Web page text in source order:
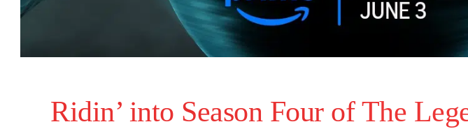
Ridin’ into Season Four ofThe